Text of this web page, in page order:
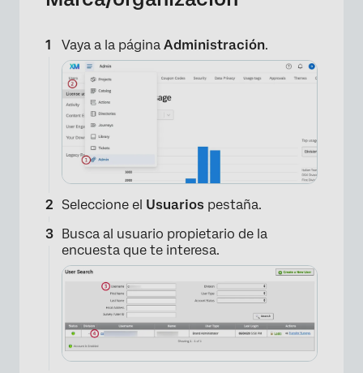
×
Vaya a la página Administración.
Seleccione el Usuarios pestaña.
Busca al usuario propietario de la
encuesta que te interesa.